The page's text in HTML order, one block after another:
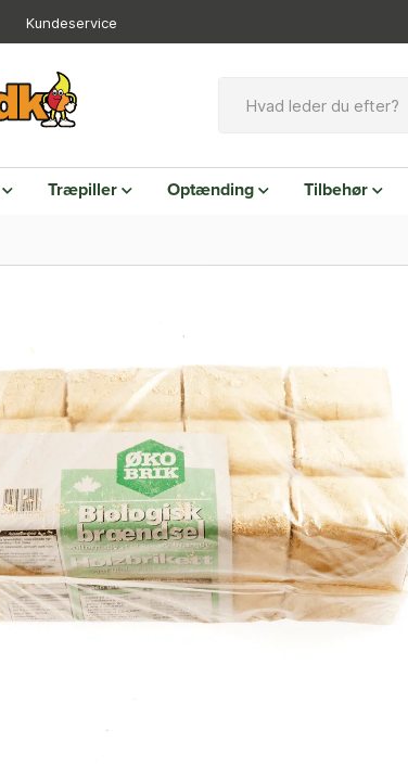
Kundeservice
Træpiller Optænding Tilbehør